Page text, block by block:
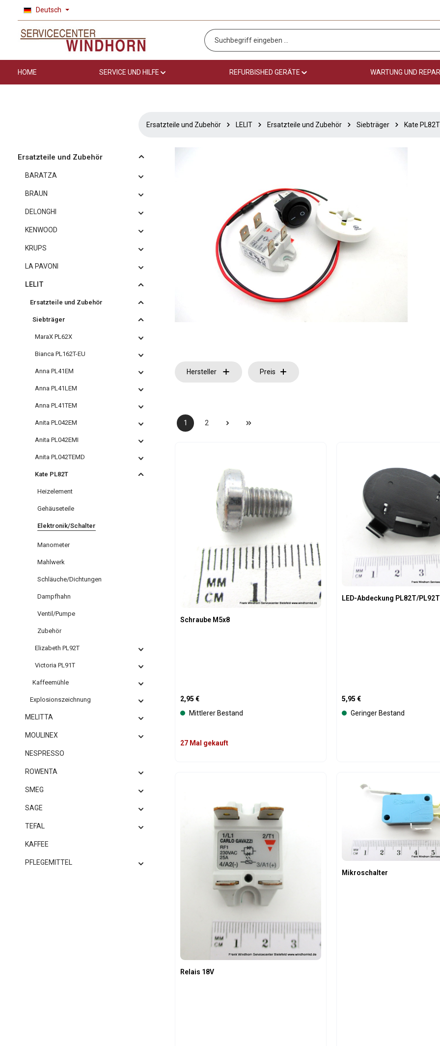
Hauptinhalt springen
Zur Suche springen
Zur Hauptnavigation springen
Deutsch
HOME SERVICE UND HILFE REFURBISHED GERÄTE WARTUNG UND
Ersatzteile und Zubehör LELIT Ersatzteile und Zubehör Siebträger Kate PL82T
Ersatzteile und Zubehör
BARATZA
BRAUN
DELONGHI
KENWOOD
KRUPS
LA PAVONI
LELIT
Ersatzteile und Zubehör
Siebträger
MaraX PL62X
Bianca PL162T-EU
Anna PL41EM
Anna PL41LEM
Anna PL41TEM
Anita PL042EM
Anita PL042EMI
Anita PL042TEMD
Kate PL82T
Heizelement
Gehäuseteile
Elektronik/Schalter
Manometer
Mahlwerk
Schläuche/Dichtungen
Dampfhahn
Ventil/Pumpe
Zubehör
Elizabeth PL92T
Victoria PL91T
Kaffeemühle
Explosionszeichnung
MELITTA
MOULINEX
NESPRESSO
ROWENTA
SMEG
SAGE
TEFAL
KAFFEE
PFLEGEMITTEL
Hersteller Preis
Seite
1
Seite
2
Schraube M5x8
Regulärer Preis:
2,95 €
Mittlerer Bestand
27 Mal gekauft
LED-Abdeckung PL82T/PL92T
Regulärer Preis:
5,95 €
Geringer Bestand
Relais 18V
Mikroschalter